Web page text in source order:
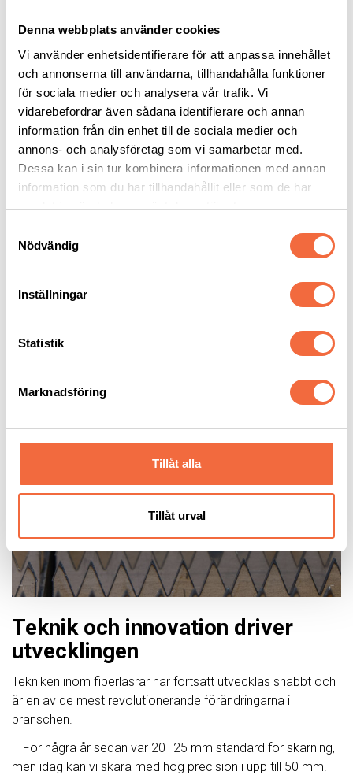
Denna webbplats använder cookies
Vi använder enhetsidentifierare för att anpassa innehållet
och annonserna till användarna, tillhandahålla funktioner
för sociala medier och analysera vår trafik. Vi
vidarebefordrar även sådana identifierare och annan
information från din enhet till de sociala medier och
annons- och analysföretag som vi samarbetar med.
Dessa kan i sin tur kombinera informationen med annan
information som du har tillhandahållit eller som de har
samlat in när du har använt deras tjänster.
Nödvändig
Inställningar
Statistik
Marknadsföring
Tillåt alla
Tillåt urval
Teknik och innovation driver
utvecklingen
Tekniken inom fiberlasrar har fortsatt utvecklas snabbt och
är en av de mest revolutionerande förändringarna i
branschen.
– För några år sedan var 20–25 mm standard för skärning,
men idag kan vi skära med hög precision i upp till 50 mm.